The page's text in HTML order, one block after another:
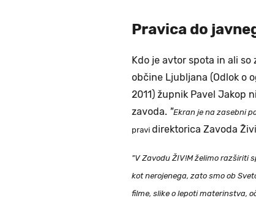
Pravica do
Kdo je avtor spota in ali
občine Ljubljana (Odlok o
2011) župnik Pavel Jakop
zavoda. "Ekran je na zasebni
pravi direktorica Zavoda
"V Zavodu ŽIV!M želimo razširiti
kot nerojenega, zato smo ob
filme, slike o lepoti materinstva,